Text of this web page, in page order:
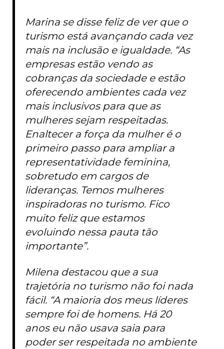
Marina se disse feliz de ver que o
turismo está avançando cada vez
mais na inclusão e igualdade. “As
empresas estão vendo as
cobranças da sociedade e estão
oferecendo ambientes cada vez
mais inclusivos para que as
mulheres sejam respeitadas.
Enaltecer a força da mulher é o
primeiro passo para ampliar a
representatividade feminina,
sobretudo em cargos de
lideranças. Temos mulheres
inspiradoras no turismo. Fico
muito feliz que estamos
evoluindo nessa pauta tão
importante”.
Milena destacou que a sua
trajetória no turismo não foi nada
fácil. “A maioria dos meus líderes
sempre foi de homens. Há 20
anos eu não usava saia para
poder ser respeitada no ambiente